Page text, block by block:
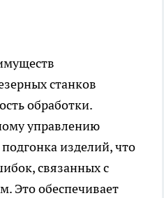
станков
обработки.
управлению
изделий, что
связанных с
Это обеспечивает